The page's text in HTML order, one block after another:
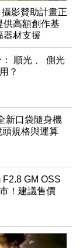
影贊助計畫正
供高額創作基
器材支援
順光 、 側光
？
新口袋隨身機
規格與運算
GM OSS
！建議售價